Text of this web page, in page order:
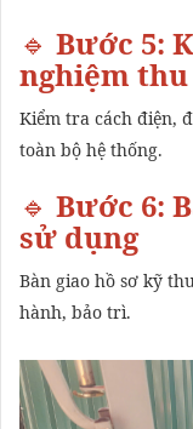
🔹 Bước 5:
nghiệm thu
Kiểm tra cách điện,
toàn bộ hệ thống.
🔹 Bước 6:
sử dụng
Bàn giao hồ sơ kỹ
hành, bảo trì.